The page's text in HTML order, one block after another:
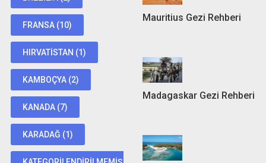
FRANSA(10)
HIRVATISTAN (1)
KAMBOÇYA(2)
KANADA(7)
KARADAĞ (1)
Mauritius Gezi Rehberi
Madagaskar Gezi Rehberi